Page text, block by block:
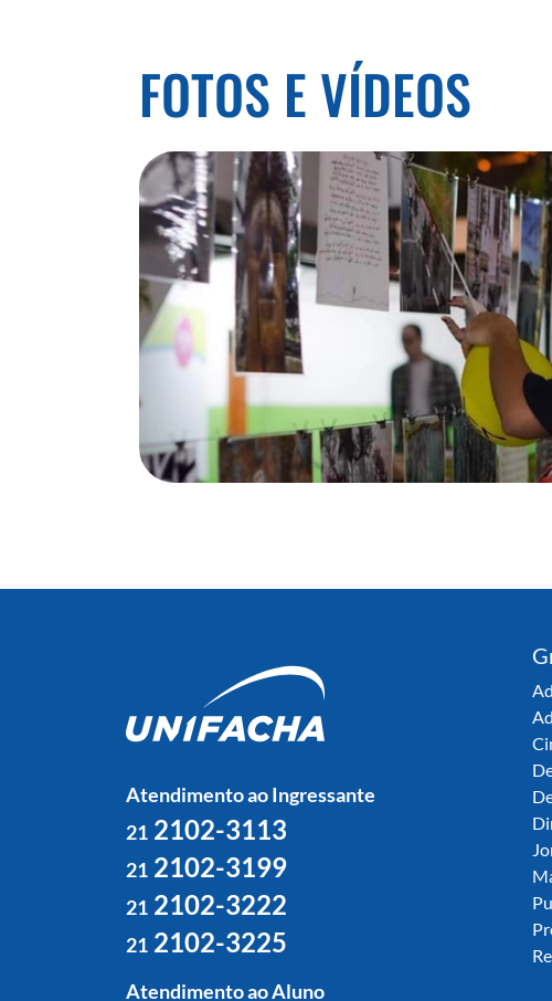
FOTOS E VÍDEOS
Atendimento ao Ingressante
21 2102-3113
21 2102-3199
21 2102-3222
21 2102-3225
Atendimento ao Aluno